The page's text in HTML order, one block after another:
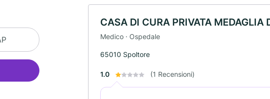
CASA DI CURA PRIVATA MEDAGLIA
Medico · Ospedale
65010 Spoltore
1.0 (1 Recensioni)